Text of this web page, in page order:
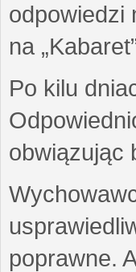
odpowiedzi
na
Po kilu
obwiązując
poprawne.